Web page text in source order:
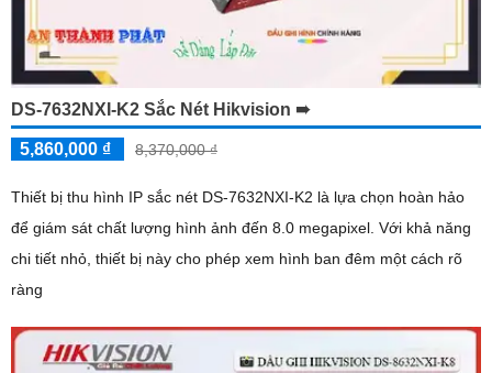
DS-7632NXI-K2 Sắc Nét Hikvision ➠
5,860,000 ₫ 8,370,000 ₫
Thiết bị thu hình IP sắc nét DS-7632NXI-K2 là lựa chọn hoàn hảo
để giám sát chất lượng hình ảnh đến 8.0 megapixel. Với khả năng
chi tiết nhỏ, thiết bị này cho phép xem hình ban đêm một cách rõ
ràng